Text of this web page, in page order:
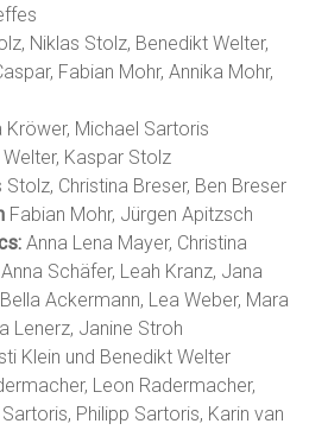
Niklas Stolz, Benedikt Welter,
Fabian Mohr, Annika Mohr,
Kröwer, Michael Sartoris
Kaspar Stolz
Christina Breser, Ben Breser
Fabian Mohr, Jürgen Apitzsch
Anna Lena Mayer, Christina
Schäfer, Leah Kranz, Jana
Ackermann, Lea Weber, Mara
Lenerz, Janine Stroh
Klein und Benedikt Welter
Leon Radermacher,
Philipp Sartoris, Karin van